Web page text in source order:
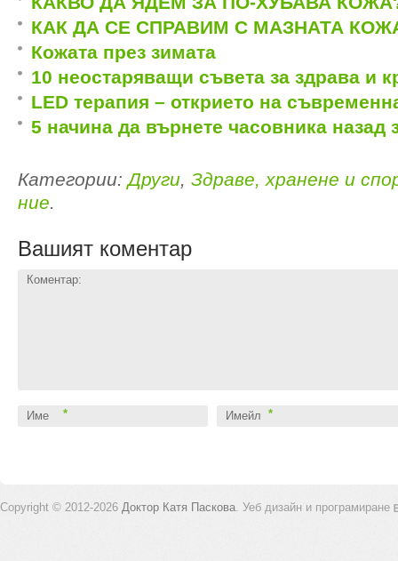
КАК ДА СЕ СПРАВИМ С МАЗНАТА
Кожата през зимата
10 неостаряващи съвета за здрава и
LED терапия – открието на
5 начина да върнете часовника назад
Категории:Други, Здраве, хранене и
ние.
Вашият коментар
Коментар:
Име * Имейл *
Copyright © 2012-2026 Доктор Катя Паскова Уеб дизайн и програмиране